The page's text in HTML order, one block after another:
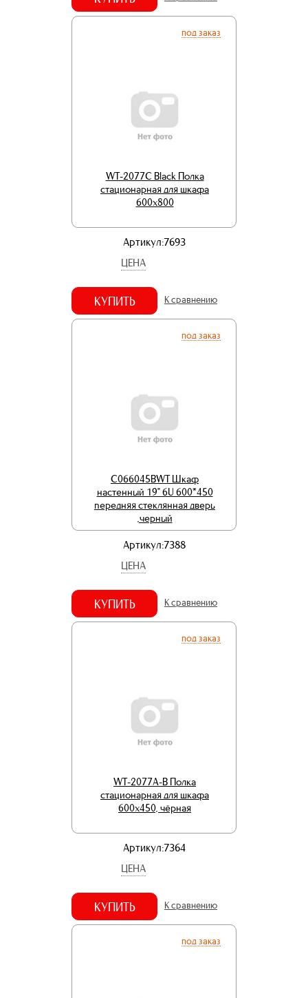
под заказ
WT-2077C Black Полка
стационарная для шкафа
600х800
Артикул:7693
ЦЕНА
КУПИТЬ К сравнению
под заказ
C066045BWT Шкаф
настенный 19" 6U 600*450
передняя стеклянная дверь
,черный
Артикул:7388
ЦЕНА
КУПИТЬ К сравнению
под заказ
WT-2077A-B Полка
стационарная для шкафа
600х450, чёрная
Артикул:7364
ЦЕНА
КУПИТЬ К сравнению
под заказ